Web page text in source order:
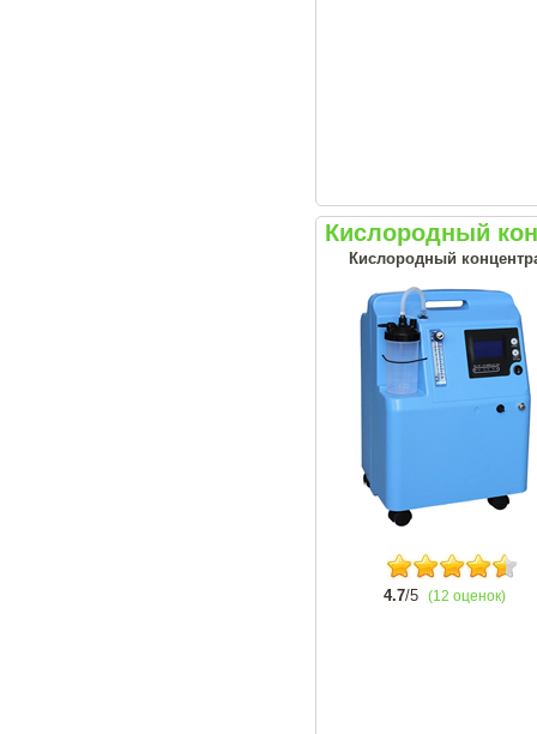
Кислородный
Кислородный
4.7/5 (12 оценок)